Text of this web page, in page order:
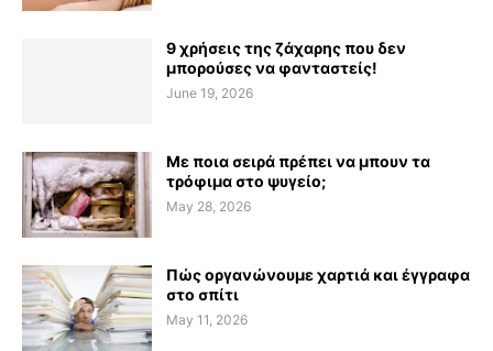
9 χρήσεις της ζάχαρης που δεν
μπορούσες να φανταστείς!
June 19, 2026
Με ποια σειρά πρέπει να μπουν τα
τρόφιμα στο ψυγείο;
May 28, 2026
Πώς οργανώνουμε χαρτιά και έγγραφα
στο σπίτι
May 11, 2026